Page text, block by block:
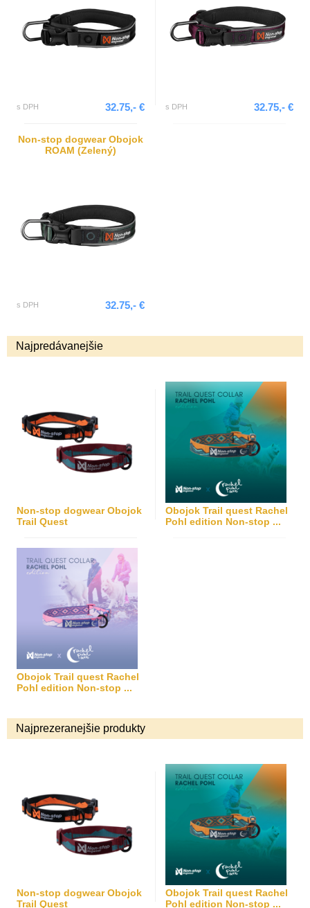
s DPH 32.75,- € s DPH 32.75,- €
Non-stop dogwear Obojok
ROAM (Zelený)
s DPH 32.75,- €
Najpredávanejšie
Non-stop dogwear Obojok
Trail Quest
Obojok Trail quest Rachel
Pohl edition Non-stop ...
Obojok Trail quest Rachel
Pohl edition Non-stop ...
Najprezeranejšie produkty
Non-stop dogwear Obojok
Trail Quest
Obojok Trail quest Rachel
Pohl edition Non-stop ...